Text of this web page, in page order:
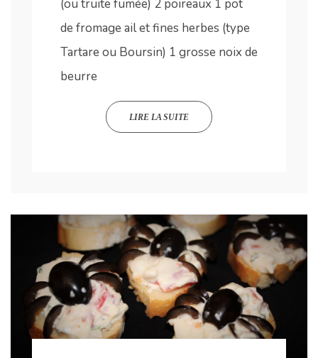
(ou truite fumée) 2 poireaux 1 pot
de fromage ail et fines herbes (type
Tartare ou Boursin) 1 grosse noix de
beurre
LIRE LA SUITE